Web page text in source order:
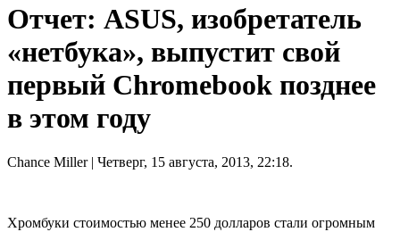
Отчет: ASUS, изобретатель
«нетбука», выпустит свой
первый Chromebook позднее
в этом году
Chance Miller| Четверг, 15 августа, 2013, 22:18.
Хромбуки стоимостью менее 250 долларов стали огромным